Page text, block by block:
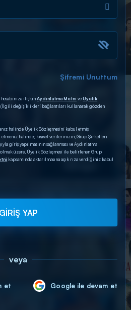
Şifremi Unuttum
ilişkinAydınlatma Metni veÜyelik
(İlgili değişiklikleri bağlantıları kullanarak gözden
halinde Üyelik Sözleşmesini kabul etmiş
etmeniz halinde; kişisel verilerinizin, Grup Şirketleri
giriş yapılmasının sağlanması ve Aydınlatma
olmak üzere, Üyelik Sözleşmesi ile belirlenen Grup
kapsamında aktarılmasına açık rıza verdiğiniz kabul
GİRİŞ YAP
veya
et Google ile devam et